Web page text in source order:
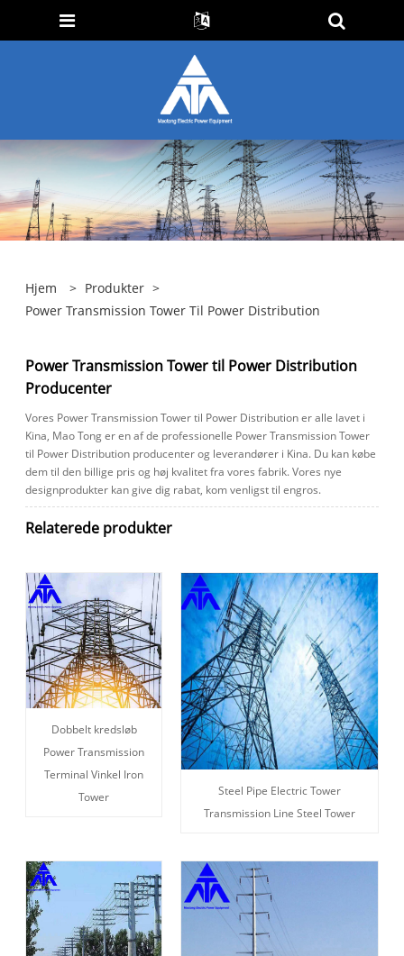
Hjem > Produkter >
Power Transmission Tower Til Power Distribution
Power Transmission Tower til Power Distribution
Producenter
Vores Power Transmission Tower til Power Distribution er alle lavet i
Kina, Mao Tong er en af ​​de professionelle Power Transmission Tower
til Power Distribution producenter og leverandører i Kina. Du kan købe
dem til den billige pris og høj kvalitet fra vores fabrik. Vores nye
designprodukter kan give dig rabat, kom venligst til engros.
Relaterede produkter
Dobbelt kredsløb
Power Transmission
Terminal Vinkel Iron
Tower
Steel Pipe Electric Tower
Transmission Line Steel Tower